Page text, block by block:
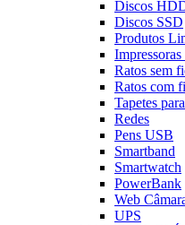
Discos
Discos SSD
Produtos
Ratos sem
Ratos com
Tapetes
Redes
Pens USB
Smartband
Smartwatch
PowerBank
Web
UPS